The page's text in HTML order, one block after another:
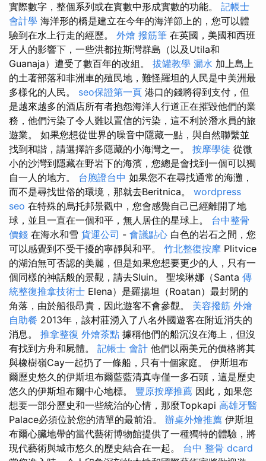
實際數字，整個系列或在實數中形成實數的功能。 記帳士
會計學 海洋形的橋是建立在今年的海洋節上的，您可以體
驗到在水上行走的經歷。 外燴 撥筋筆 在英國，美國和西班
牙人的影響下，一些洪都拉斯灣群島（以及Utila和
Guanaja）遭受了數百年的改組。 拔罐教學 漏水 加上島上
的土著部落和非洲車的殖民地，難怪羅坦的人民是中美洲最
多樣化的人民。 seo保證第一頁 港口的錢將得到支付，但
是越來越多的酒店所有者抱怨海洋人行道正在摧毀他們的業
務，他們污染了令人難以置信的污染，這不利於潛水員的旅
遊業。 如果您想從世界的噪音中隱藏一點，與自然聯繫並
找到和諧，請選擇許多隱藏的小海灣之一。 按摩學徒 從微
小的沙灣到隱藏在野岩下的海濱，您總是會找到一個可以獨
自一人的地方。 台胞證台中 如果您不在尋找通常的海灘，
而不是尋找世俗的環境，那就去Beritnica。 wordpress
seo 在特殊的烏托邦景觀中，您會感覺自己已經離開了地
球，並且一直在一個和平，無人居住的星球上。 台中整骨
價錢 在海水和雪 貨運公司 - 會議點心 白色的岩石之間，您
可以感覺到不受干擾的寧靜與和平。 竹北整復按摩 Plitvice
的湖泊無可否認的美麗，但是如果您想要更少的人，只有一
個同樣的神話般的景觀，請去Sluin。 聖埃琳娜（Santa 傳
統整復推拿技術士 Elena）是羅揚坦（Roatan）最封閉的
角落，由於船很昂貴，因此遊客不會參觀。 美容撥筋 外燴
自助餐 2013年，該村莊湧入了八名外國遊客在附近消失的
消息。 推拿整復 外燴茶點 據稱他們的船沉沒在海上，但沒
有找到方舟和屍體。 記帳士 會計 他們以兩美元的價格將其
與橡樹嶺Cay一起扔了一條船，只有十個家庭。 伊斯坦布
爾歷史悠久的伊斯坦布爾藍藍清真寺僅一多石頭，這是歷史
悠久的伊斯坦布爾中心地標。 豐原按摩推薦 因此，如果您
想要一部分歷史和一些統治的心情，那麼Topkapi 高雄牙醫
Palace必須位於您的清單的最前沿。 辦桌外燴推薦 伊斯坦
布爾心臟地帶的當代藝術博物館提供了一種獨特的體驗，將
現代藝術與城市悠久的歷史結合在一起。 台中 整骨 dcard